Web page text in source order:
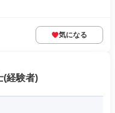
気になる
経験者)